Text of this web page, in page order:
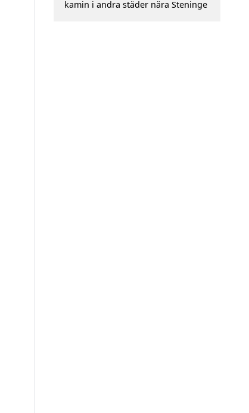
kamin i andra städer nära Steninge